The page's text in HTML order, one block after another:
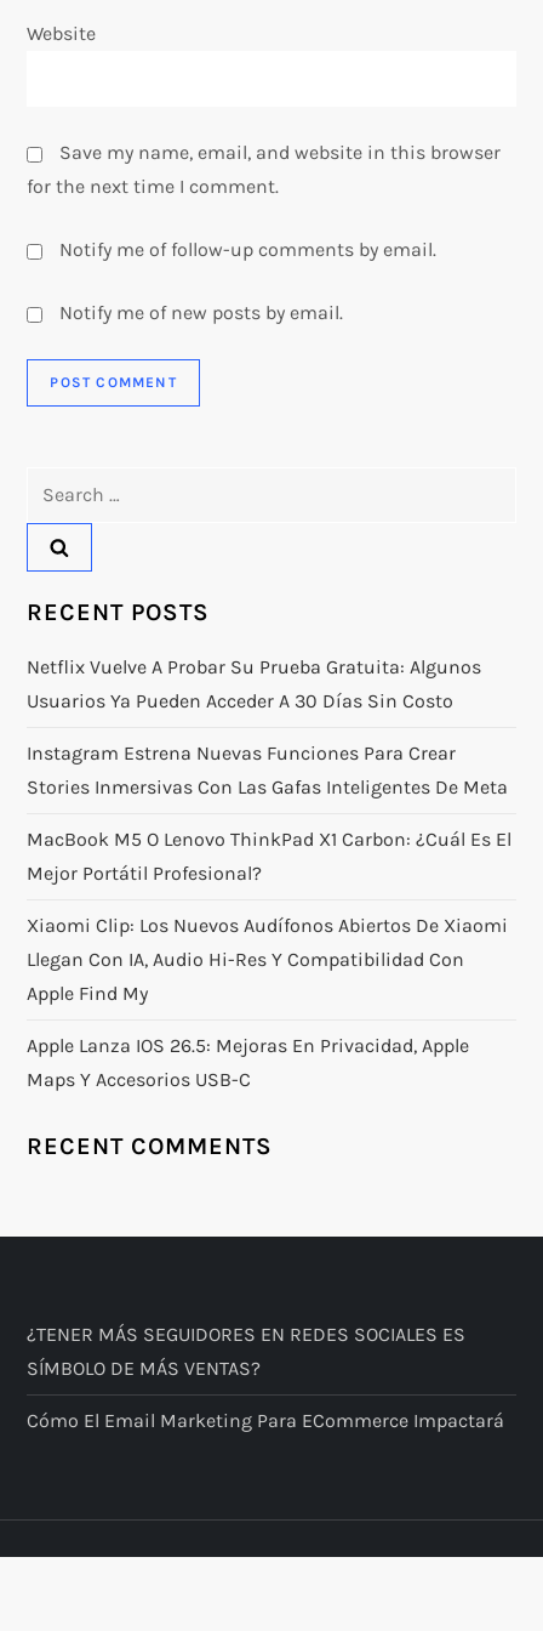
Website
Save my name, email, and website in this browser
for the next time I comment.
Notify me of follow-up comments by email.
Notify me of new posts by email.
RECENT POSTS
Netflix Vuelve A Probar Su Prueba Gratuita: Algunos
Usuarios Ya Pueden Acceder A 30 Días Sin Costo
Instagram Estrena Nuevas Funciones Para Crear
Stories Inmersivas Con Las Gafas Inteligentes De Meta
MacBook M5 O Lenovo ThinkPad X1 Carbon: ¿Cuál Es El
Mejor Portátil Profesional?
Xiaomi Clip: Los Nuevos Audífonos Abiertos De Xiaomi
Llegan Con IA, Audio Hi-Res Y Compatibilidad Con
Apple Find My
Apple Lanza IOS 26.5: Mejoras En Privacidad, Apple
Maps Y Accesorios USB-C
RECENT COMMENTS
¿TENER MÁS SEGUIDORES EN REDES SOCIALES ES
SÍMBOLO DE MÁS VENTAS?
​Cómo El Email Marketing Para ECommerce Impactará